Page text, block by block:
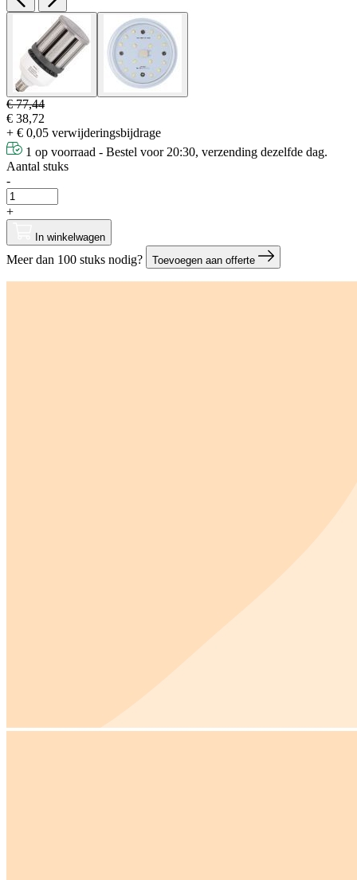
€ 77,44
€ 38,72
+ € 0,05 verwijderingsbijdrage
1 op voorraad - Bestel voor 20:30, verzending dezelfde dag.
Aantal stuks
-
+
In winkelwagen
Meer dan 100 stuks nodig? Toevoegen aan offerte